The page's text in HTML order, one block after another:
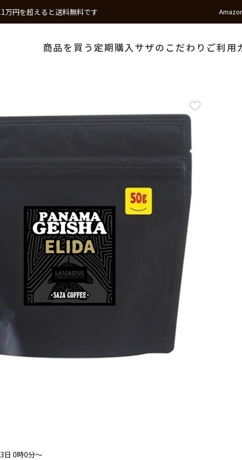
万円を超えると送料無料です
商品を買う 定期購入 サザのこだわり ご利用
日 0時0分～